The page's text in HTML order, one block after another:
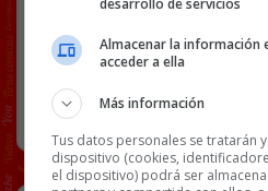
RANDOM 6 JULIO, 2026
Almacenar la información
acceder a ella
Más información
Tus datos personales se tratarán
dispositivo (cookies,
el dispositivo) podrá ser